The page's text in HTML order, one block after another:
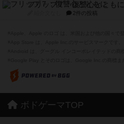
フリップ７：復讐心とともに
2件の投稿
ボドゲーマTOP